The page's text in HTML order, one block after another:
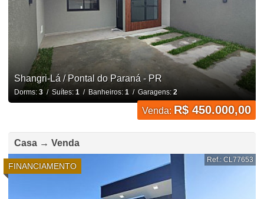
Shangri-Lá / Pontal do Paraná - PR
Dorms: 3/ Suítes: 1/ Banheiros: 1/ Garagens: 2
Venda: R$ 450.000,00
Casa → Venda
FINANCIAMENTO
Ref.: CL77653